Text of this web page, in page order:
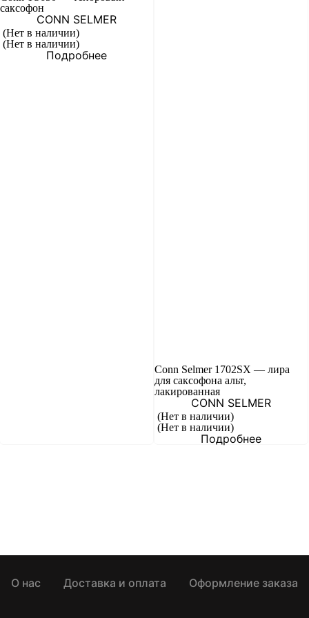
саксофон
CONN SELMER
(Нет в наличии)
(Нет в наличии)
Подробнее
Conn Selmer 1702SX — лира
для саксофона альт,
лакированная
CONN SELMER
(Нет в наличии)
(Нет в наличии)
Подробнее
О нас Доставка и оплата Оформление заказа